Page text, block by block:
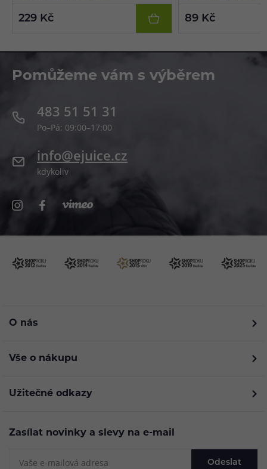
229 Kč 89 Kč
Pomůžeme vám s výběrem
483 51 51 31
Po–Pá: 09:00–17:00
info@ejuice.cz
kdykoliv
O nás
Vše o nákupu
Užitečné odkazy
Zasílat novinky a slevy na e-mail
Odeslat